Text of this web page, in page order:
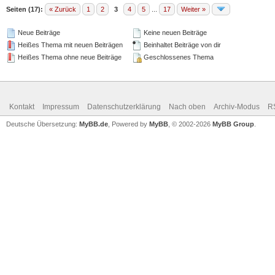
Seiten (17): « Zurück 1 2 3 4 5 17 Weiter »
Neue Beiträge
Heißes Thema mit neuen Beiträgen
Heißes Thema ohne neue Beiträge
Keine neuen Beiträge
Beinhaltet Beiträge von dir
Geschlossenes Thema
Kontakt Impressum Datenschutzerklärung Nach oben Archiv-Modus
Deutsche Übersetzung: MyBB.de , Powered by MyBB , © 2002-2026 MyBB Group